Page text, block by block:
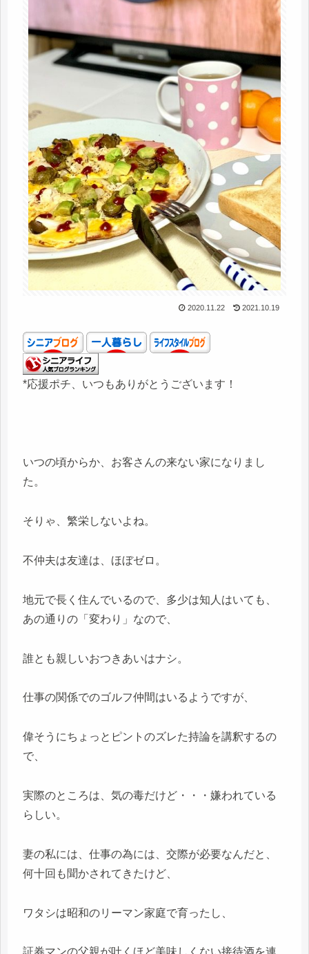
2020.11.22 2021.10.19
*応援ポチ、いつもありがとうございます！
いつの頃からか、お客さんの来ない家になりまし
た。
そりゃ、繁栄しないよね。
不仲夫は友達は、ほぼゼロ。
地元で長く住んでいるので、多少は知人はいても、
あの通りの「変わり」なので、
誰とも親しいおつきあいはナシ。
仕事の関係でのゴルフ仲間はいるようですが、
偉そうにちょっとピントのズレた持論を講釈するの
で、
実際のところは、気の毒だけど・・・嫌われている
らしい。
妻の私には、仕事の為には、交際が必要なんだと、
何十回も聞かされてきたけど、
ワタシは昭和のリーマン家庭で育ったし、